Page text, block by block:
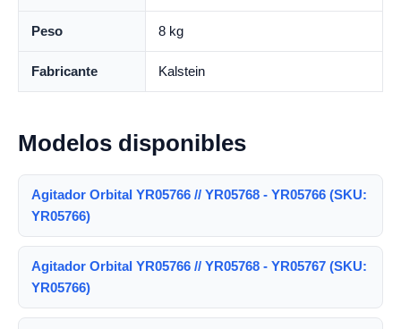
Peso 8 kg
Fabricante Kalstein
Modelos disponibles
Agitador Orbital YR05766 // YR05768 - YR05766 (SKU:
YR05766)
Agitador Orbital YR05766 // YR05768 - YR05767 (SKU:
YR05766)